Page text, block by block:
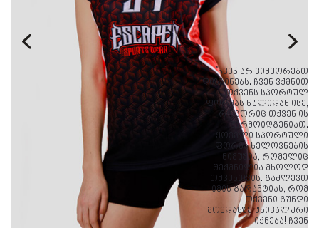
"ჩვენ არ ვიმეორებთ
დიზაინებს. ჩვენ ვქმნით
თქვენს სპორტულ
ფორმას ნულიდან ისე,
როგორიც თქვენ ის
წარმოიდგენიათ.
ყოველი სპორტული
ფორმა ხელოვნების
ნიმუშია, რომელიც
შექმნილია მხოლოდ
თქვენთვის. გაძლევთ
იმის გარანტიას, რომ
თქვენი გუნდი
მოედანზე უნიკალური
იქნება! ჩვენ